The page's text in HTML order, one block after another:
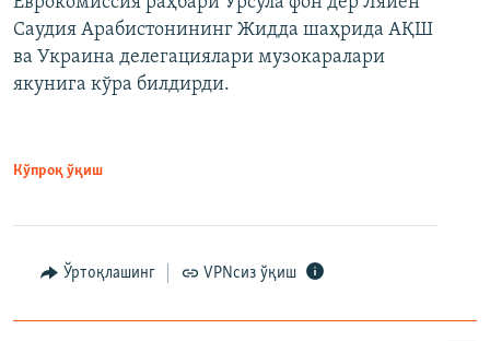
Саудия Арабистонининг Жидда шаҳрида АҚШ
ва Украина делегациялари музокаралари
якунига кўра билдирди.
Кўпроқ ўқиш
Ўртоқлашинг VPNсиз ўқиш